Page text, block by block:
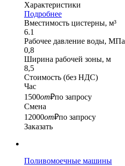
Характеристики
Подробнее
Вместимость цистерны, м³
6.1
Рабочее давление воды, МПа
0,8
Ширина рабочей зоны, м
8,5
Стоимость (без НДС)
Час
1500от₽по запросу
Смена
12000от₽по запросу
Заказать
Поливомоечные машины